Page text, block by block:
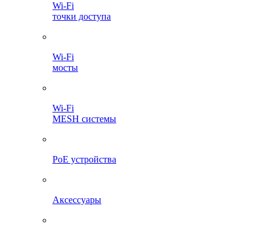
Wi-Fi
точки доступа
Wi-Fi
мосты
Wi-Fi
MESH системы
PoE устройства
Аксессуары